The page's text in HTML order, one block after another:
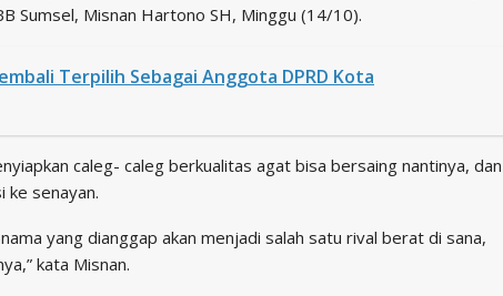
Sumsel, Misnan Hartono SH, Minggu (14/10).
Terpilih Sebagai Anggota DPRD Kota
caleg- caleg berkualitas agat bisa bersaing nantinya, dan
ke senayan.
yang dianggap akan menjadi salah satu rival berat di sana,
kata Misnan.